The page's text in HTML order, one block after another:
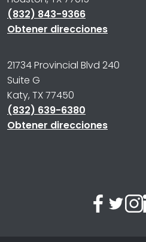
(832) 843-9366
Obtener direcciones
21734 Provincial Blvd 240
Suite G
Katy, TX 77450
(832) 639-6380
Obtener direcciones